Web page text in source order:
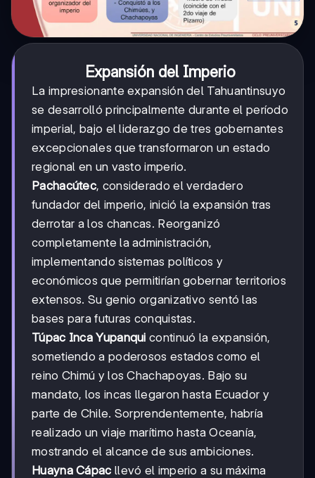
Expansión del Imperio
La impresionante expansión del Tahuantinsuyo
se desarrolló principalmente durante el período
imperial, bajo el liderazgo de tres gobernantes
excepcionales que transformaron un estado
regional en un vasto imperio.
Pachacútec, considerado el verdadero
fundador del imperio, inició la expansión tras
derrotar a los chancas. Reorganizó
completamente la administración,
implementando sistemas políticos y
económicos que permitirían gobernar territorios
extensos. Su genio organizativo sentó las
bases para futuras conquistas.
Túpac Inca Yupanqui continuó la expansión,
sometiendo a poderosos estados como el
reino Chimú y los Chachapoyas. Bajo su
mandato, los incas llegaron hasta Ecuador y
parte de Chile. Sorprendentemente, habría
realizado un viaje marítimo hasta Oceanía,
mostrando el alcance de sus ambiciones.
Huayna Cápac llevó el imperio a su máxima